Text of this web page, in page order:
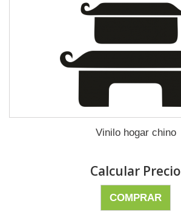
Vinilo hogar chino
Calcular Precio
COMPRAR